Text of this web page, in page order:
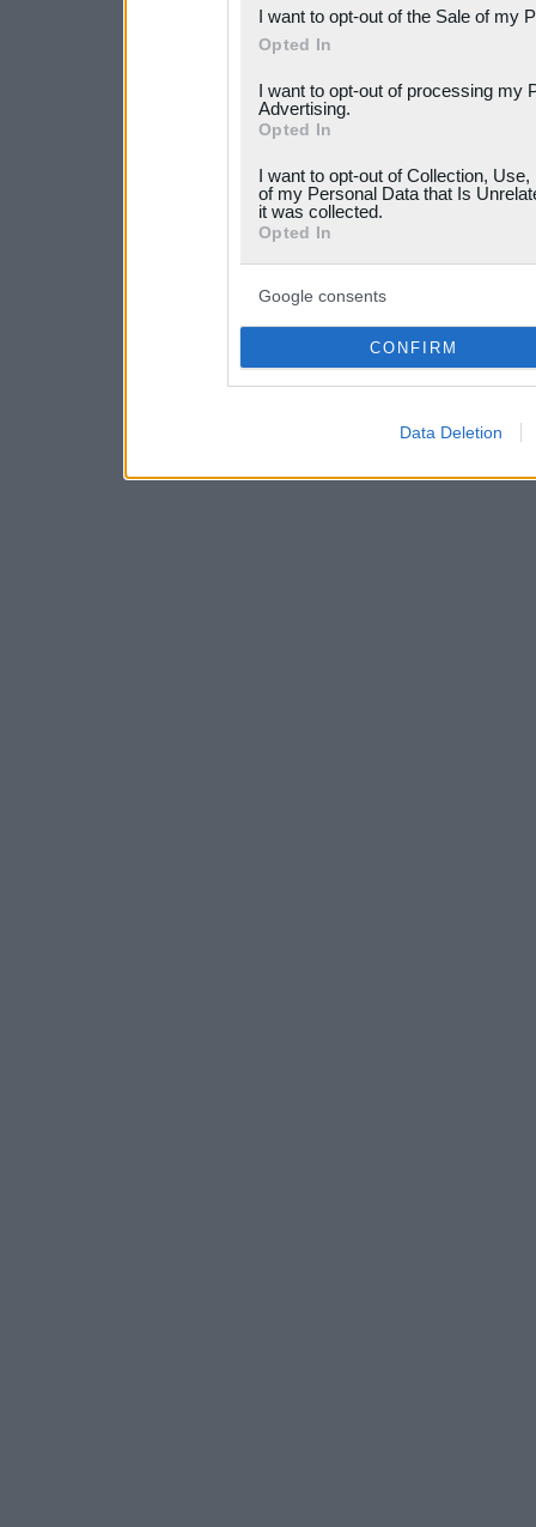
Please note that this
not limited to your visit or
your data for below
consent section.
I want to opt-out of the Sale of my
Opted In
I want to opt-out of processing my
Advertising.
Opted In
I want to opt-out of Collection,
of my Personal Data that Is
it was collected.
Opted In
Google consents
CONFIRM
Data Deletion